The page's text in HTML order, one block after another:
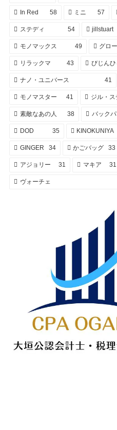
In Red 58 ミニ 57
ステディ 54 jillstuart
モノマックス 49 グロー
リラックマ 43 びじん
ナノ・ユニバース 41
モノマスター 41 ジル・ス
素敵なあの人 38 バック
DOD 35 KINOKUNIYA
GINGER 34 かごバッグ 33
アジョリー 31 マキア 31
ヴォーチェ